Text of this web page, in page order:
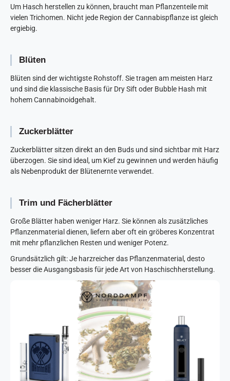
Um Hasch herstellen zu können, braucht man Pflanzenteile mit
vielen Trichomen. Nicht jede Region der Cannabispflanze ist gleich
ergiebig.
Blüten
Blüten sind der wichtigste Rohstoff. Sie tragen am meisten Harz
und sind die klassische Basis für Dry Sift oder Bubble Hash mit
hohem Cannabinoidgehalt.
Zuckerblätter
Zuckerblätter sitzen direkt an den Buds und sind sichtbar mit Harz
überzogen. Sie sind ideal, um Kief zu gewinnen und werden häufig
als Nebenprodukt der Blütenernte verwendet.
Trim und Fächerblätter
Große Blätter haben weniger Harz. Sie können als zusätzliches
Pflanzenmaterial dienen, liefern aber oft ein gröberes Konzentrat
mit mehr pflanzlichen Resten und weniger Potenz.
Grundsätzlich gilt: Je harzreicher das Pflanzenmaterial, desto
besser die Ausgangsbasis für jede Art von Haschischherstellung.